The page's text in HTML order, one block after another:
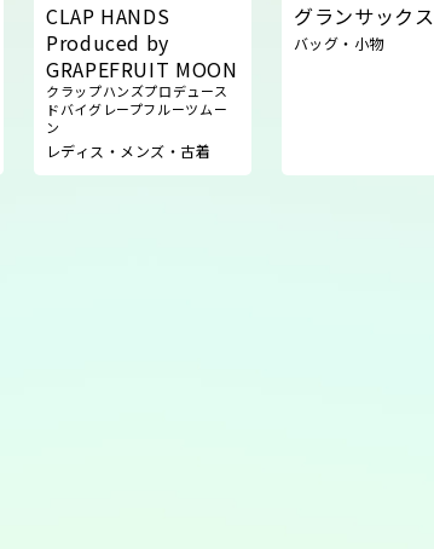
CLAP HANDS
Produced by
GRAPEFRUIT MOON​
クラップハンズプロデュース
ドバイグレープフルーツムー
ン
レディス・メンズ・古着
グランサックス
バッグ・小物